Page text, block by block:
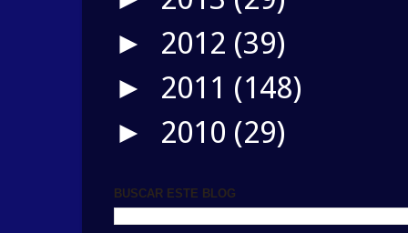
► 2012 (39)
► 2011 (148)
► 2010 (29)
BUSCAR ESTE BLOG